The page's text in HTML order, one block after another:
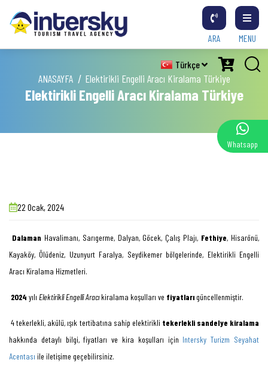
MENU
ARA
Türkçe
ANASAYFA Elektirikli Engelli Aracı Kiralama Türkiye
Elektirikli Engelli Aracı Kiralama Türkiye
22 Ocak, 2024
Dalaman Havalimanı, Sarıgerme, Dalyan, Göcek, Çalış Plajı, Fethiye, Hisarönü,
Kayaköy, Ölüdeniz, Uzunyurt Faralya, Seydikemer bölgelerinde, Elektirikli Engelli
Aracı Kiralama Hizmetleri.
2024 yılı Elektirikli Engelli Aracıkiralama koşulları ve fiyatları güncellenmiştir.
4 tekerlekli, akülü, ışık tertibatına sahip elektirikli tekerlekli sandelye kiralama
hakkında detaylı bilgi, fiyatları ve kira koşulları için Intersky Turizm Seyahat
Acentası ile iletişime geçebilirsiniz.
Whatsapp